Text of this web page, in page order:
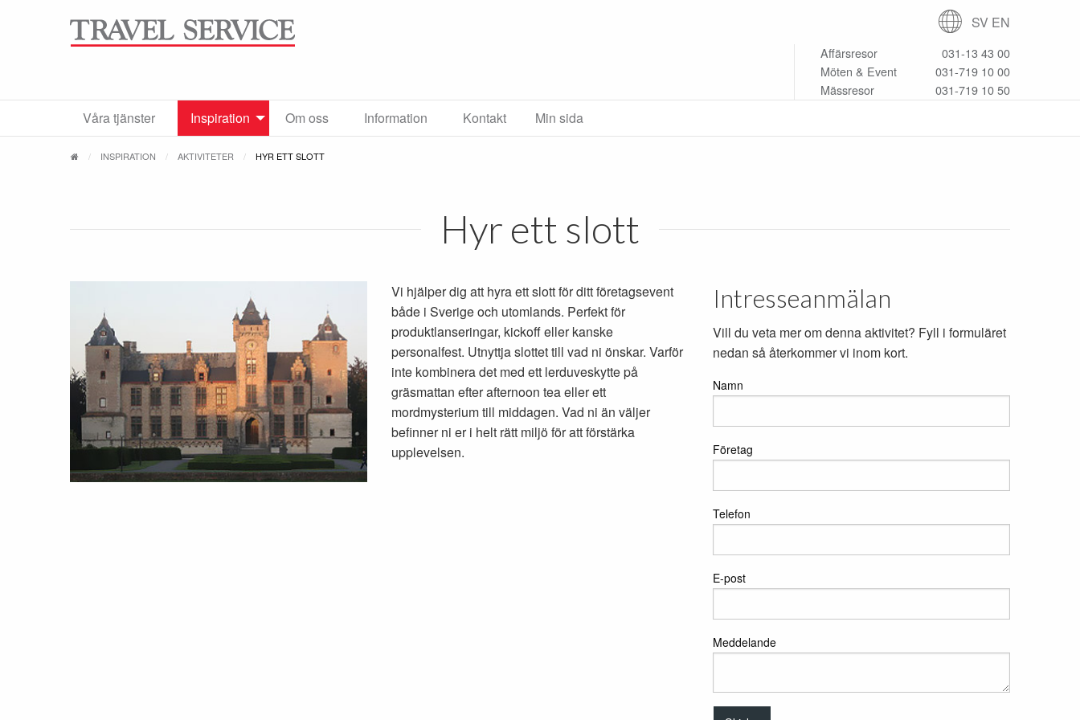
SV EN
Affärsresor
031-13 43 00
Möten & Event
031-719 10 00
Mässresor
031-719 10 50
Våra tjänster Inspiration Om oss Information Kontakt Min sida
INSPIRATION AKTIVITETER HYR ETT SLOTT
Hyr ett slott
Vi hjälper dig att hyra ett slott för ditt företagsevent
både i Sverige och utomlands. Perfekt för
produktlanseringar, kickoff eller kanske
personalfest. Utnyttja slottet till vad ni önskar. Varför
inte kombinera det med ett lerduveskytte på
gräsmattan efter afternoon tea eller ett
mordmysterium till middagen. Vad ni än väljer
befinner ni er i helt rätt miljö för att förstärka
upplevelsen.
Intresseanmälan
Vill du veta mer om denna aktivitet? Fyll i formuläret
nedan så återkommer vi inom kort.
Namn
Företag
Telefon
E-post
Meddelande